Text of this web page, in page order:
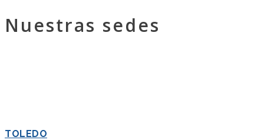
Nuestras sedes
TOLEDO